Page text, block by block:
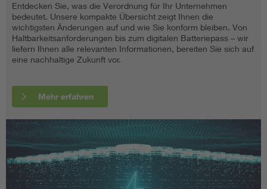
Entdecken Sie, was die Verordnung für Ihr Unternehmen
bedeutet. Unsere kompakte Übersicht zeigt Ihnen die
wichtigsten Änderungen auf und wie Sie konform bleiben. Von
Haltbarkeitsanforderungen bis zum digitalen Batteriepass – wir
liefern Ihnen alle relevanten Informationen, bereiten Sie sich auf
eine nachhaltige Zukunft vor.
Mehr erfahren